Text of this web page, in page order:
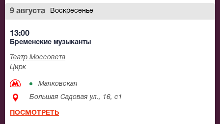
9 августа Воскресенье
13:00
Бременские музыканты
Театр Моссовета
Цирк
Маяковская
Большая Садовая ул., 16, с1
ПОСМОТРЕТЬ